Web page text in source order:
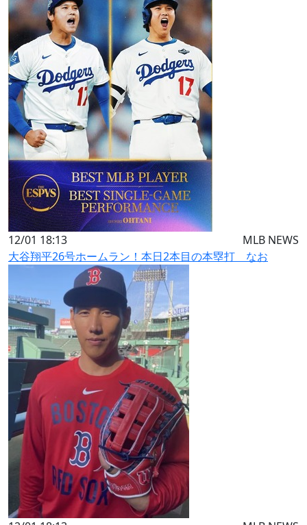
12/01 18:13
MLB NEWS
大谷翔平26号ホームラン！本日2本目の本塁打 なお